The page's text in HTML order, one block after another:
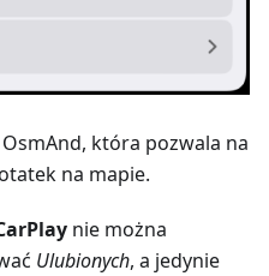
która pozwala na
na mapie.
nie można
Ulubionych, a jedynie